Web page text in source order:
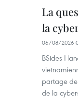
La
la
06/08/2026
BSides
partage
de la